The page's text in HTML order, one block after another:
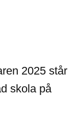
2025 står
skola på